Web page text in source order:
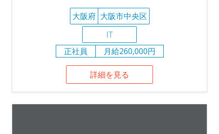
大阪府 大阪市中央区
IT
正社員
月給260,000円
詳細を見る